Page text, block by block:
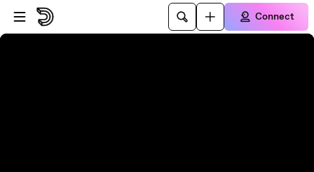
Skip to player
Skip to main content
Connect